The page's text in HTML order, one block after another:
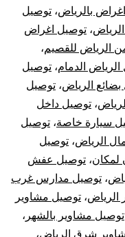
بالرياض، توصيل
، توصيل اغراض
الرياض للقصيم،
الدمام، توصيل
الرياض، توصيل
، توصيل داخل
سيارة خاصة، توصيل
الرياض، توصيل
لمكان، توصيل عفش
، توصيل مدارس غرب
الرياض، توصيل مشاوير
توصيل مشاوير بالشهر ،
شرق الرياض،